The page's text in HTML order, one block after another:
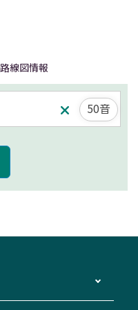
路線図情報
50音